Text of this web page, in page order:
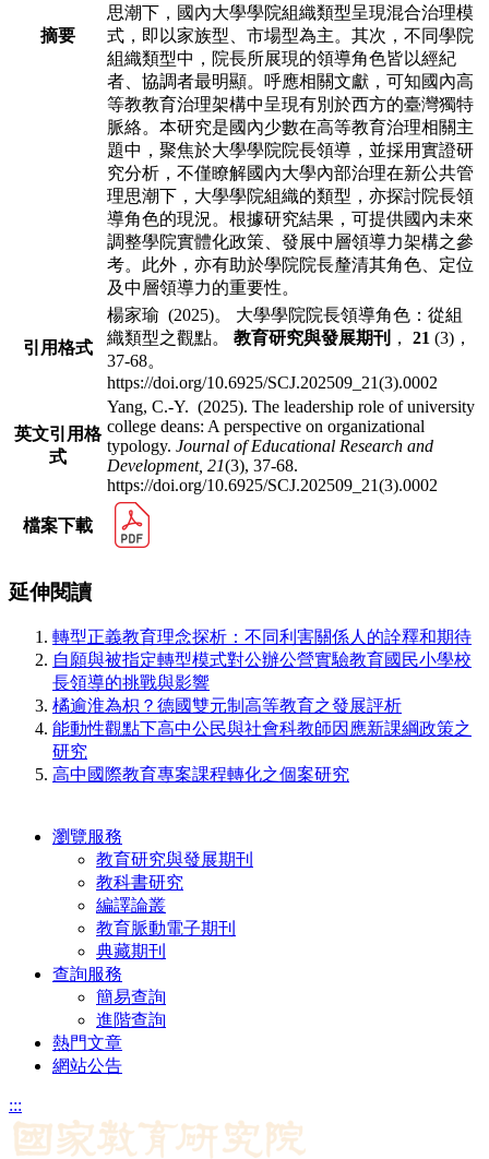
摘要
思潮下，國內大學學院組織類型呈現混合治理模
式，即以家族型、市場型為主。其次，不同學院
組織類型中，院長所展現的領導角色皆以經紀
者、協調者最明顯。呼應相關文獻，可知國內高
等教教育治理架構中呈現有別於西方的臺灣獨特
脈絡。本研究是國內少數在高等教育治理相關主
題中，聚焦於大學學院院長領導，並採用實證研
究分析，不僅瞭解國內大學內部治理在新公共管
理思潮下，大學學院組織的類型，亦探討院長領
導角色的現況。根據研究結果，可提供國內未來
調整學院實體化政策、發展中層領導力架構之參
考。此外，亦有助於學院院長釐清其角色、定位
及中層領導力的重要性。
引用格式
楊家瑜 (2025)。 大學學院院長領導角色：從組
織類型之觀點。 教育研究與發展期刊 ， 21 (3)，
37-68。
https://doi.org/10.6925/SCJ.202509_21(3).0002
英文引用格
式
Yang, C.-Y. (2025). The leadership role of university
college deans: A perspective on organizational
typology. Journal of Educational Research and
Development, 21(3), 37-68.
https://doi.org/10.6925/SCJ.202509_21(3).0002
檔案下載
延伸閱讀
轉型正義教育理念探析：不同利害關係人的詮釋和期待
自願與被指定轉型模式對公辦公營實驗教育國民小學校
長領導的挑戰與影響
橘逾淮為枳？德國雙元制高等教育之發展評析
能動性觀點下高中公民與社會科教師因應新課綱政策之
研究
高中國際教育專案課程轉化之個案研究
瀏覽服務
教育研究與發展期刊
教科書研究
編譯論叢
教育脈動電子期刊
典藏期刊
查詢服務
簡易查詢
進階查詢
熱門文章
網站公告
:::